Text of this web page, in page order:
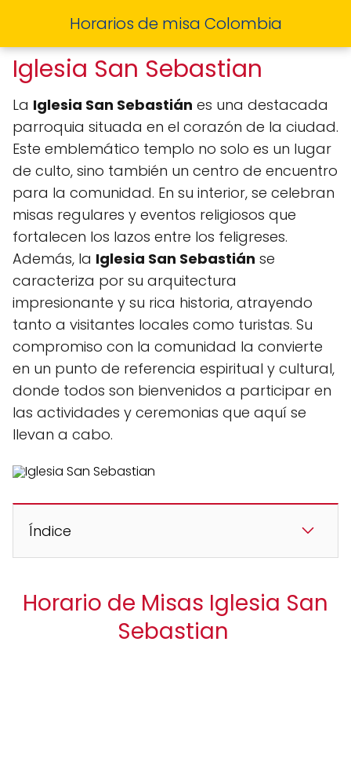
Horarios de misa Colombia
Iglesia San Sebastian
La Iglesia San Sebastián es una destacada
parroquia situada en el corazón de la ciudad.
Este emblemático templo no solo es un lugar
de culto, sino también un centro de encuentro
para la comunidad. En su interior, se celebran
misas regulares y eventos religiosos que
fortalecen los lazos entre los feligreses.
Además, la Iglesia San Sebastián se
caracteriza por su arquitectura
impresionante y su rica historia, atrayendo
tanto a visitantes locales como turistas. Su
compromiso con la comunidad la convierte
en un punto de referencia espiritual y cultural,
donde todos son bienvenidos a participar en
las actividades y ceremonias que aquí se
llevan a cabo.
Índice
Horario de Misas Iglesia San
Sebastian